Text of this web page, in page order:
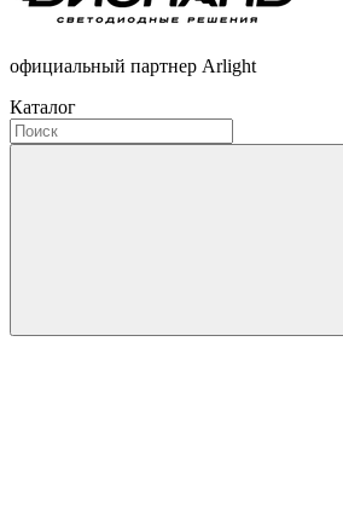
официальный партнер Arlight
Каталог